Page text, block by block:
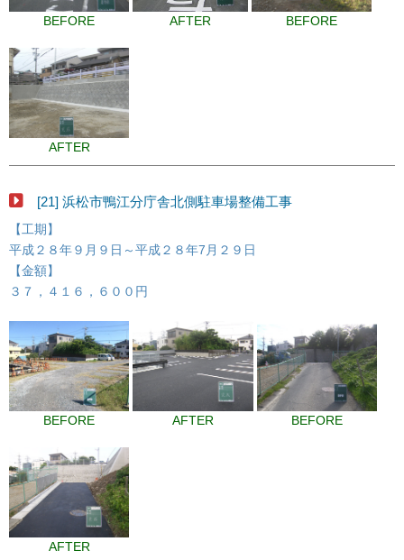
BEFORE AFTER BEFORE
AFTER
[21] 浜松市鴨江分庁舎北側駐車場整備工事
【工期】
平成２８年９月９日～平成２８年7月２９日
【金額】
３７，４１６，６００円
BEFORE AFTER BEFORE
AFTER